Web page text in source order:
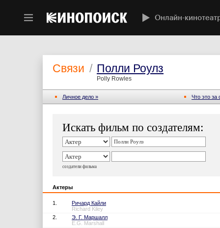
Онлайн-
Связи / Полли Роулз
Polly Rowles
Личное дело » Что это за
Искать фильм по создателям:
создатели фильма
Актеры
1.
Ричард Кайли
Richard Kiley
2.
Э. Г. Маршалл
E.G. Marshall